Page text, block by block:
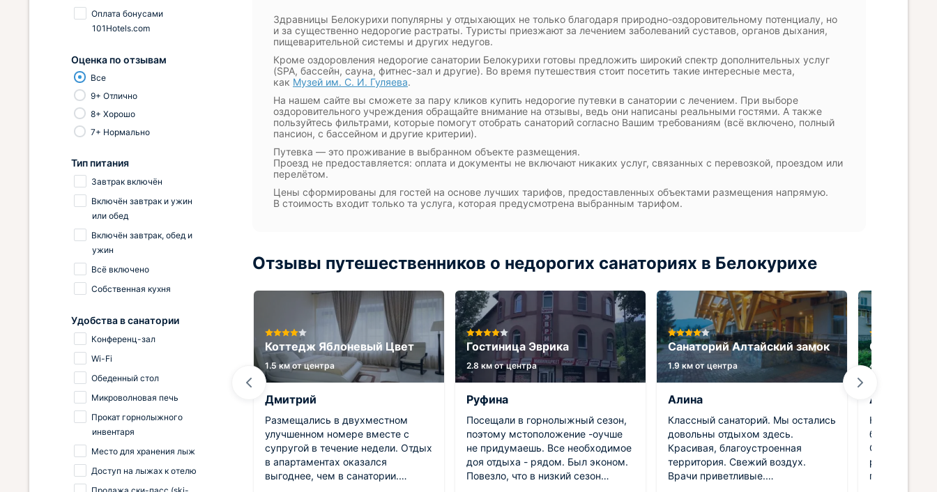
Здравницы Белокурихи популярны у отдыхающих не только благодаря природно-оздоровительному потенциалу, но
и за существенно недорогие растраты. Туристы приезжают за лечением заболеваний суставов, органов дыхания,
пищеварительной системы и других недугов.
Кроме оздоровления недорогие санатории Белокурихи готовы предложить широкий спектр дополнительных услуг
(SPA, бассейн, сауна, фитнес-зал и другие). Во время путешествия стоит посетить такие интересные места,
как Музей им. С. И. Гуляева.
На нашем сайте вы сможете за пару кликов купить недорогие путевки в санатории с лечением. При выборе
оздоровительного учреждения обращайте внимание на отзывы, ведь они написаны реальными гостями. А также
пользуйтесь фильтрами, которые помогут отобрать санаторий согласно Вашим требованиям (всё включено, полный
пансион, с бассейном и другие критерии).
Путевка — это проживание в выбранном объекте размещения.
Проезд не предоставляется: оплата и документы не включают никаких услуг, связанных с перевозкой, проездом или
перелётом.
Цены сформированы для гостей на основе лучших тарифов, предоставленных объектами размещения напрямую.
В стоимость входит только та услуга, которая предусмотрена выбранным тарифом.
Отзывы путешественников о недорогих санаториях в Белокурихе
Отель Алтай Рестарт
9 км от центра
Алина
Отличный отель. Понравилось
здесь отдыхать. Приятные
сотрудники. Вид открывался
потрясающий. Было чисто и
уютно. Стоимость приятно
Коттедж Яблоневый Цвет
1.5 км от центра
Дмитрий
Размещались в двухместном
улучшенном номере вместе с
супругой в течение недели. Отдых
в апартаментах оказался
выгоднее, чем в санатории.
Гостиница Эврика
2.8 км от центра
Руфина
Посещали в горнолыжный сезон,
поэтому мстоположение -оучше
не придумаешь. Все необходимое
доя отдыха - рядом. Был эконом.
Повезло, что в низкий сезон
Санаторий Алтайский замок
1.9 км от центра
Алина
Классный санаторий. Мы остались
довольны отдыхом здесь.
Красивая, благоустроенная
территория. Свежий воздух.
Врачи приветливые.
Санаторий
4.6 км от
Алина
Классный
белье было
Открывался
равнины и
приветлив.
Оплата бонусами
101Hotels.com
Оценка по отзывам
Все
9+ Отлично
8+ Хорошо
7+ Нормально
Тип питания
Завтрак включён
Включён завтрак и ужин
или обед
Включён завтрак, обед и
ужин
Всё включено
Собственная кухня
Удобства в санатории
Конференц-зал
Wi-Fi
Обеденный стол
Микроволновая печь
Прокат горнолыжного
инвентаря
Место для хранения лыж
Доступ на лыжах к отелю